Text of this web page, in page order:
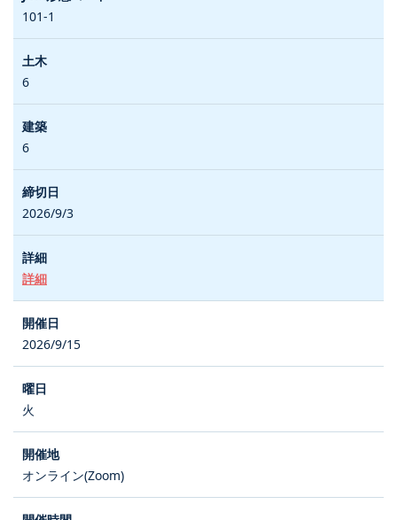
101-1
6
6
2026/9/3
詳細
2026/9/15
火
オンライン(Zoom)